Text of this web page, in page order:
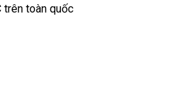
trên toàn quốc